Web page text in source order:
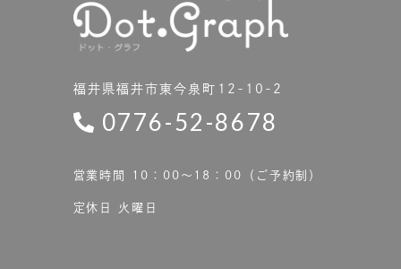
福井県福井市東今泉町12-10-2
0776-52-8678
営業時間 10：00〜18：00（ご予約制）
定休日 火曜日